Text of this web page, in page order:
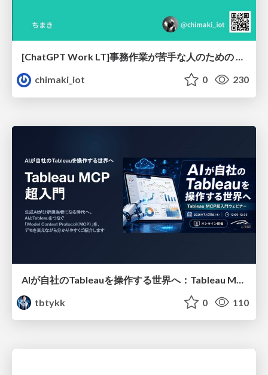
[ChatGPT Work LT]事務作業が苦手な人のための バックオフィスの「半」自動化
chimaki_iot
0 230
tbtykk
0 110